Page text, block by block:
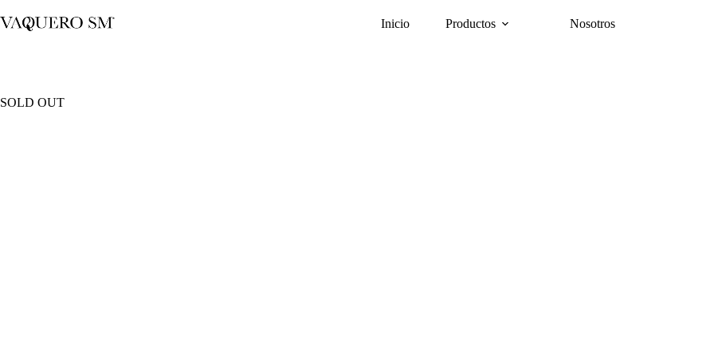
al
contenido
Inicio Productos Nosotros
SOLD OUT